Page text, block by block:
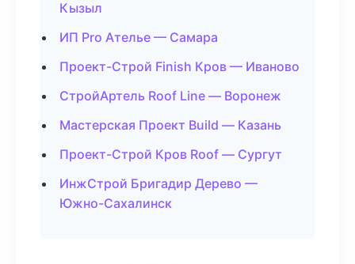
Кызыл
ИП Pro Ателье — Самара
Проект-Строй Finish Кров — Иваново
СтройАртель Roof Line — Воронеж
Мастерская Проект Build — Казань
Проект-Строй Кров Roof — Сургут
ИнжСтрой Бригадир Дерево —
Южно-Сахалинск